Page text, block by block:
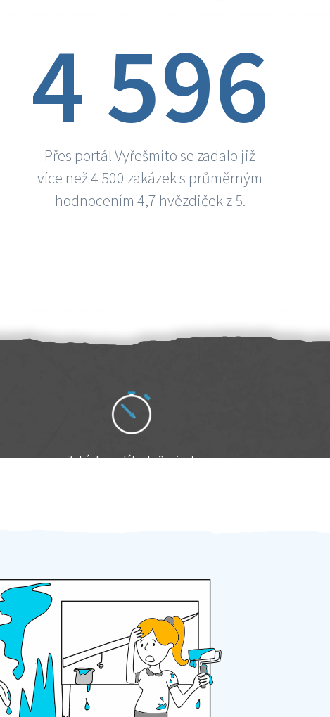
4 596
Přes portál Vyřešmito se zadalo již
více než 4 500 zakázek s průměrným
hodnocením 4,7 hvězdiček z 5.
Zakázku zadáte do 2 minut